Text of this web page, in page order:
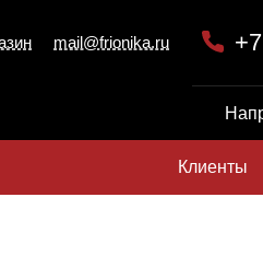
mail@frionika.ru
Клиенты